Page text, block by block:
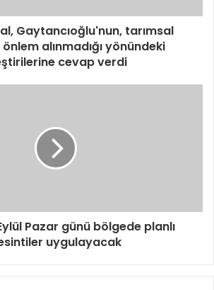
Gaytancıoğlu'nun, tarımsal
alınmadığı yönündeki
cevap verdi
Eylül Pazar günü bölgede planlı
uygulayacak